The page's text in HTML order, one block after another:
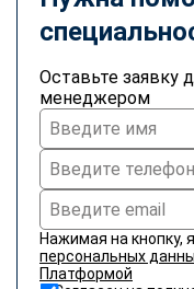
Оставьте заявку
менеджером
Нажимая на кнопку,
персональных
Платформой
Мессенджеры
Свяжитесь с нами
Telegram
Vkontakte
Max